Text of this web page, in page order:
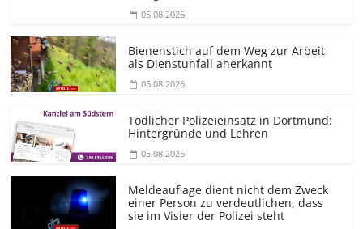
05.08.2026
Bienenstich auf dem Weg zur Arbeit
als Dienstunfall anerkannt
05.08.2026
Tödlicher Polizeieinsatz in Dortmund:
Hintergründe und Lehren
05.08.2026
Meldeauflage dient nicht dem Zweck
einer Person zu verdeutlichen, dass
sie im Visier der Polizei steht